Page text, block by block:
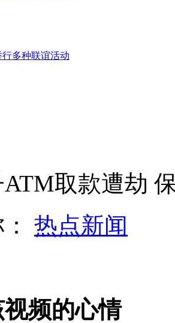
多种联谊活动
对峙 中国外交部表态
军演 猜测纷纷
取款遭劫 保
热点新闻
频的心情